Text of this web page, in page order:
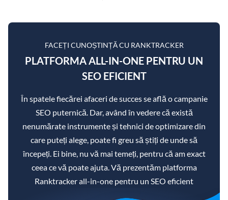
FACEȚI CUNOȘTINȚĂ CU RANKTRACKER
PLATFORMA ALL-IN-ONE PENTRU UN
SEO EFICIENT
În spatele fiecărei afaceri de succes se află o campanie
SEO puternică. Dar, având în vedere că există
nenumărate instrumente și tehnici de optimizare din
care puteți alege, poate fi greu să știți de unde să
începeți. Ei bine, nu vă mai temeți, pentru că am exact
ceea ce vă poate ajuta. Vă prezentăm platforma
Ranktracker all-in-one pentru un SEO eficient